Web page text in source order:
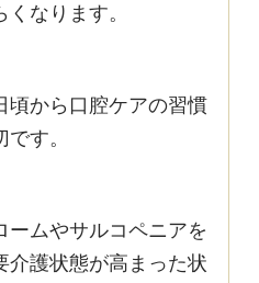
なります。
頃から口腔ケアの習慣
す。
ームやサルコペニアを
介護状態が高まった状